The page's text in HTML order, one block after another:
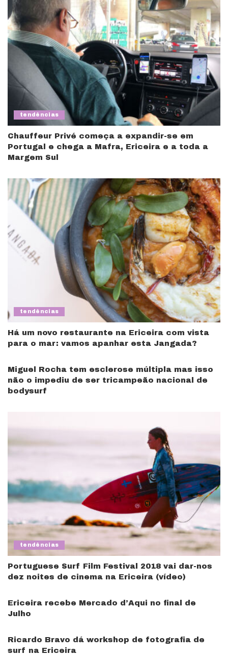
tendências
Chauffeur Privé começa a expandir-se em
Portugal e chega a Mafra, Ericeira e a toda a
Margem Sul
tendências
Há um novo restaurante na Ericeira com vista
para o mar: vamos apanhar esta Jangada?
Miguel Rocha tem esclerose múltipla mas isso
não o impediu de ser tricampeão nacional de
bodysurf
tendências
Portuguese Surf Film Festival 2018 vai dar-nos
dez noites de cinema na Ericeira (vídeo)
Ericeira recebe Mercado d’Aqui no final de
Julho
Ricardo Bravo dá workshop de fotografia de
surf na Ericeira